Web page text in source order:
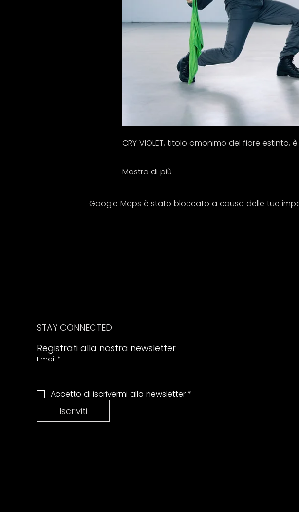
CRY VIOLET, titolo omonimo del fiore
Mostra di più
Google Maps è stato bloccato a causa delle tue
STAY CONNECTED
Registrati alla nostra newsletter
Email *
Accetto di iscrivermi alla newsletter *
Iscriviti